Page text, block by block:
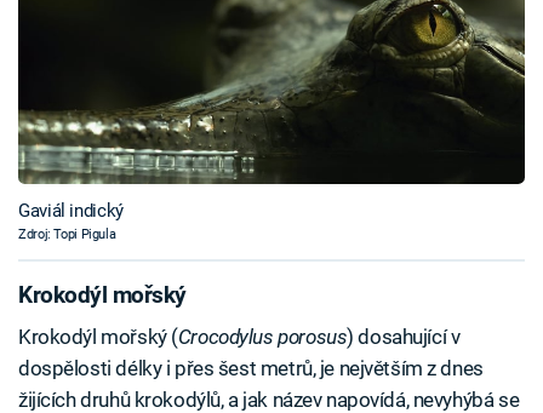
Gaviál indický
Zdroj: Topi Pigula
Krokodýl mořský
Krokodýl mořský (Crocodylus porosus) dosahující v
dospělosti délky i přes šest metrů, je největším z dnes
žijících druhů krokodýlů, a jak název napovídá, nevyhýbá se